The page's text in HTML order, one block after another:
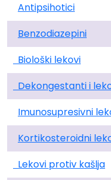
Antipsihotici
Benzodiazepini
Biološki lekovi
Dekongestanti i
Imunosupresivni
Kortikosteroidni
Lekovi protiv kašlja